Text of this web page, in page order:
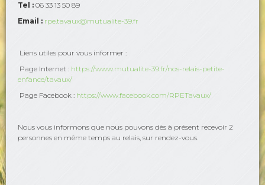
Tel : 06 33 13 50 89
Email : rpe.tavaux@mutualite-39.fr
Liens utiles pour vous informer :
Page Internet : https://www.mutualite-39.fr/nos-relais-petite-
enfance/tavaux/
Page Facebook : https://www.facebook.com/RPETavaux/
Nous vous informons que nous pouvons dès à présent recevoir 2
personnes en même temps au relais, sur rendez-vous.